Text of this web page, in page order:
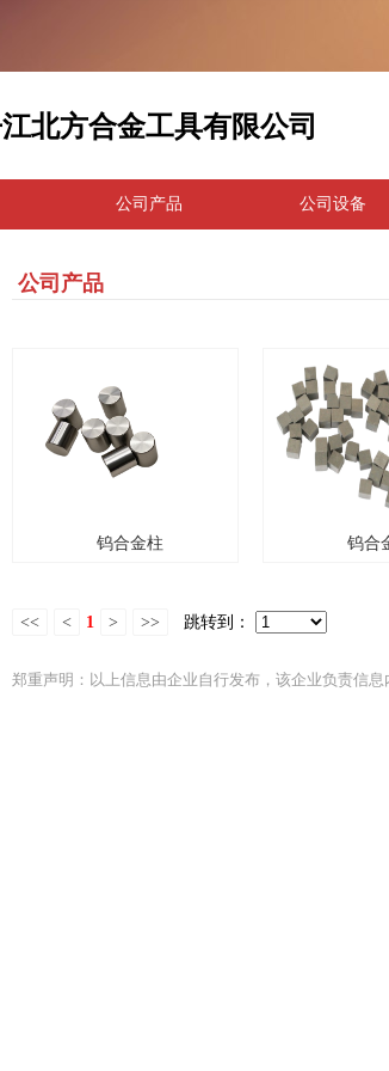
北方合金工具有限公司
公司产品 公司设备
公司产品
钨合金柱 钨合
<< < 1 > >> 跳转到：
郑重声明：以上信息由企业自行发布，该企业负责信